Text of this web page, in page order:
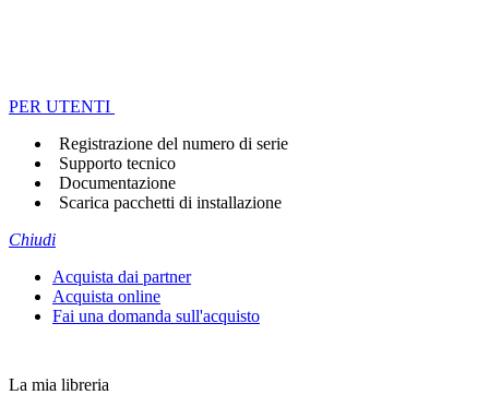
PER UTENTI
Registrazione del numero di serie
Supporto tecnico
Documentazione
Scarica pacchetti di installazione
Chiudi
Acquista dai partner
Acquista online
Fai una domanda sull'acquisto
La mia libreria